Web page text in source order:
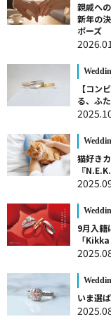
親戚へ
新年の
ポーズ
【コン
る、ふ
猫好き
『
9月入籍
「
いま選